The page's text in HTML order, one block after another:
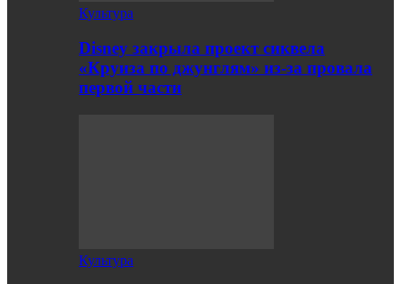
Культура
Disney закрыла проект сиквела
«Круиза по джунглям» из-за провала
первой части
Культура